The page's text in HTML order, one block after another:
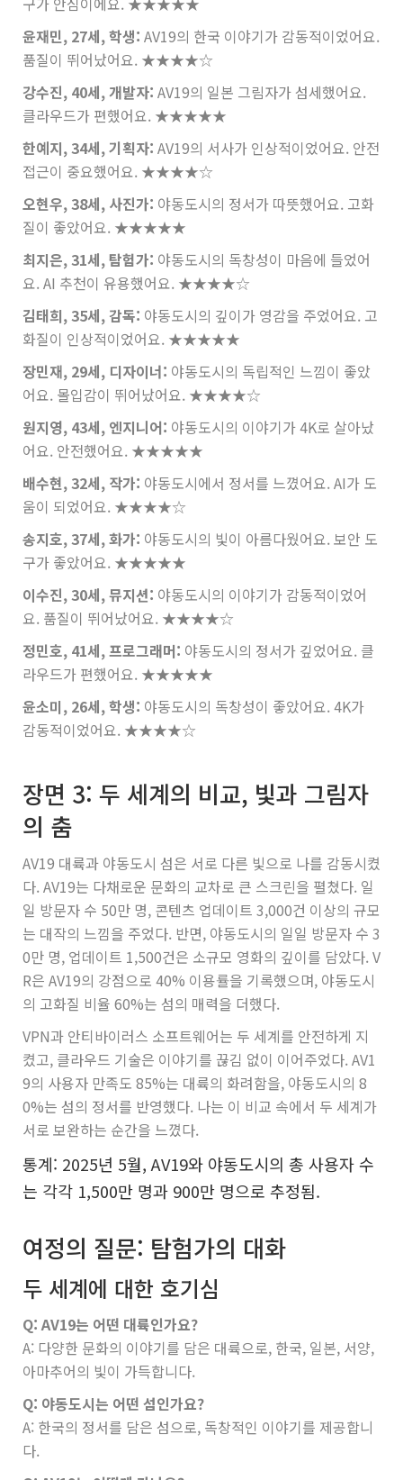
윤재민, 27세, 학생: AV19의 한국 이야기가 감동적이었어요.
품질이 뛰어났어요. ★★★★☆
강수진, 40세, 개발자: AV19의 일본 그림자가 섬세했어요.
클라우드가 편했어요. ★★★★★
한예지, 34세, 기획자: AV19의 서사가 인상적이었어요. 안전
접근이 중요했어요. ★★★★☆
오현우, 38세, 사진가: 야동도시의 정서가 따뜻했어요. 고화
질이 좋았어요. ★★★★★
최지은, 31세, 탐험가: 야동도시의 독창성이 마음에 들었어
요. AI 추천이 유용했어요. ★★★★☆
김태희, 35세, 감독: 야동도시의 깊이가 영감을 주었어요. 고
화질이 인상적이었어요. ★★★★★
장민재, 29세, 디자이너: 야동도시의 독립적인 느낌이 좋았
어요. 몰입감이 뛰어났어요. ★★★★☆
원지영, 43세, 엔지니어: 야동도시의 이야기가 4K로 살아났
어요. 안전했어요. ★★★★★
배수현, 32세, 작가: 야동도시에서 정서를 느꼈어요. AI가 도
움이 되었어요. ★★★★☆
송지호, 37세, 화가: 야동도시의 빛이 아름다웠어요. 보안 도
구가 좋았어요. ★★★★★
이수진, 30세, 뮤지션: 야동도시의 이야기가 감동적이었어
요. 품질이 뛰어났어요. ★★★★☆
정민호, 41세, 프로그래머: 야동도시의 정서가 깊었어요. 클
라우드가 편했어요. ★★★★★
윤소미, 26세, 학생: 야동도시의 독창성이 좋았어요. 4K가
감동적이었어요. ★★★★☆
장면 3: 두 세계의 비교, 빛과 그림자
의 춤
AV19 대륙과 야동도시 섬은 서로 다른 빛으로 나를 감동시켰
다. AV19는 다채로운 문화의 교차로 큰 스크린을 펼쳤다. 일
일 방문자 수 50만 명, 콘텐츠 업데이트 3,000건 이상의 규모
는 대작의 느낌을 주었다. 반면, 야동도시의 일일 방문자 수 3
0만 명, 업데이트 1,500건은 소규모 영화의 깊이를 담았다. V
R은 AV19의 강점으로 40% 이용률을 기록했으며, 야동도시
의 고화질 비율 60%는 섬의 매력을 더했다.
VPN과 안티바이러스 소프트웨어는 두 세계를 안전하게 지
켰고, 클라우드 기술은 이야기를 끊김 없이 이어주었다. AV1
9의 사용자 만족도 85%는 대륙의 화려함을, 야동도시의 8
0%는 섬의 정서를 반영했다. 나는 이 비교 속에서 두 세계가
서로 보완하는 순간을 느꼈다.
통계: 2025년 5월, AV19와 야동도시의 총 사용자 수
는 각각 1,500만 명과 900만 명으로 추정됨.
여정의 질문: 탐험가의 대화
두 세계에 대한 호기심
Q: AV19는 어떤 대륙인가요?
A: 다양한 문화의 이야기를 담은 대륙으로, 한국, 일본, 서양,
아마추어의 빛이 가득합니다.
Q: 야동도시는 어떤 섬인가요?
A: 한국의 정서를 담은 섬으로, 독창적인 이야기를 제공합니
다.